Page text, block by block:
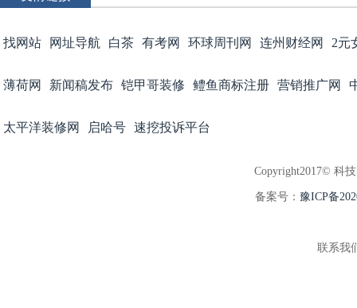
找网站 网址导航 白茶 有考网 环球周刊网 连州财经网 2元
薄荷网 新闻稿发布 铠甲哥装修 鳢鱼商标注册 营销推广网
太平洋装修网 启哈号 速挖投诉平台
Copyright2017© 科
备案号： 豫ICP备
联系我